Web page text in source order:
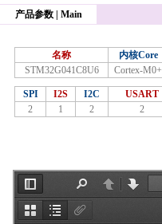
产品参数 | Main
名称 内核Core
STM32G041C8U6
Cortex-M0+
SPI I2S I2C USART
2
1 2 2